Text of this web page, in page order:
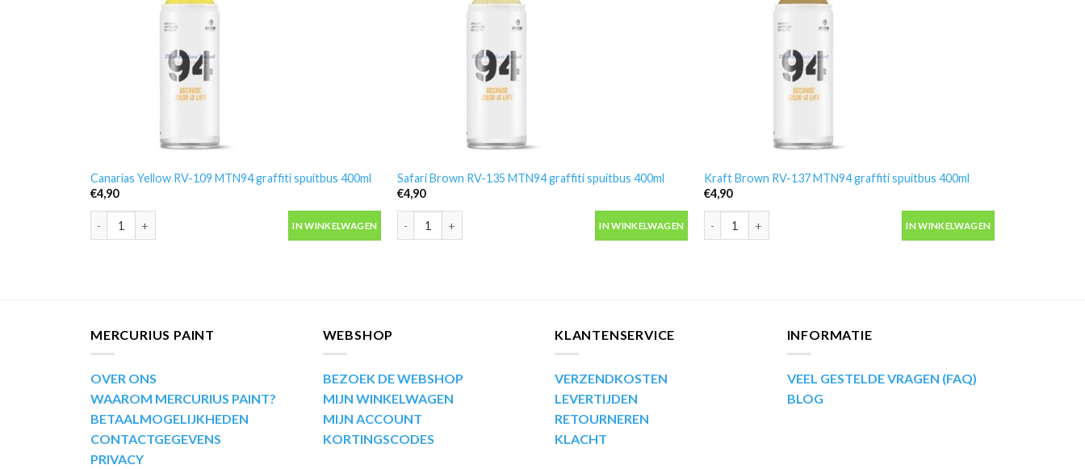
Canarias Yellow RV-109 MTN94 graffiti spuitbus 400ml
€4,90
Canarias Yellow RV-109 MTN94 graffiti spuitbus 400ml aantal
IN WINKELWAGEN
Safari Brown RV-135 MTN94 graffiti spuitbus 400ml
€4,90
Safari Brown RV-135 MTN94 graffiti spuitbus 400ml aantal
IN WINKELWAGEN
Kraft Brown RV-137 MTN94 graffiti spuitbus 400ml
€4,90
Kraft Brown RV-137 MTN94 graffiti spuitbus 400ml aantal
IN WINKELWAGEN
MERCURIUS PAINT
OVER ONS
WAAROM MERCURIUS PAINT?
BETAALMOGELIJKHEDEN
CONTACTGEGEVENS
PRIVACY
WEBSHOP
BEZOEK DE WEBSHOP
MIJN WINKELWAGEN
MIJN ACCOUNT
KORTINGSCODES
KLANTENSERVICE
VERZENDKOSTEN
LEVERTIJDEN
RETOURNEREN
KLACHT
INFORMATIE
VEEL GESTELDE VRAGEN (FAQ)
BLOG